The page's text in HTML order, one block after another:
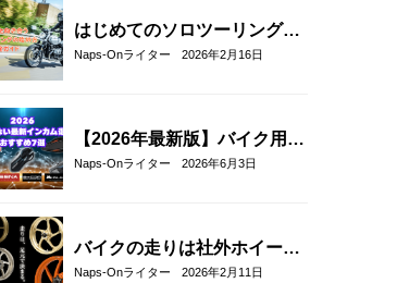
はじめてのソロツーリング完
全ガイド｜バイク初心者が不
Naps-Onライター 2026年2月16日
【2026年最新版】バイク用イ
ンカムおすすめ7選｜選び方
Naps-Onライター 2026年6月3日
バイクの走りは社外ホイール
への交換でここまで変わる｜
Naps-Onライター 2026年2月11日